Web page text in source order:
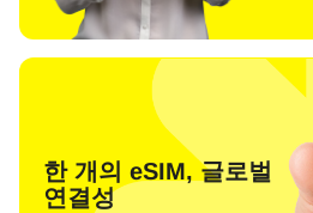
한 개의 eSIM, 글로벌
연결성